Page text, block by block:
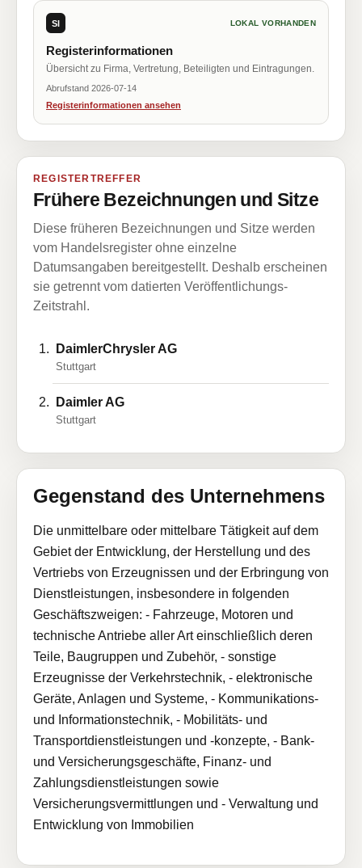
SI LOKAL VORHANDEN
Registerinformationen
Übersicht zu Firma, Vertretung, Beteiligten und Eintragungen.
Abrufstand 2026-07-14
Registerinformationen ansehen
REGISTERTREFFER
Frühere Bezeichnungen und Sitze
Diese früheren Bezeichnungen und Sitze werden
vom Handelsregister ohne einzelne
Datumsangaben bereitgestellt. Deshalb erscheinen
sie getrennt vom datierten Veröffentlichungs-
Zeitstrahl.
DaimlerChrysler AG
Stuttgart
Daimler AG
Stuttgart
Gegenstand des Unternehmens
Die unmittelbare oder mittelbare Tätigkeit auf dem
Gebiet der Entwicklung, der Herstellung und des
Vertriebs von Erzeugnissen und der Erbringung von
Dienstleistungen, insbesondere in folgenden
Geschäftszweigen: - Fahrzeuge, Motoren und
technische Antriebe aller Art einschließlich deren
Teile, Baugruppen und Zubehör, - sonstige
Erzeugnisse der Verkehrstechnik, - elektronische
Geräte, Anlagen und Systeme, - Kommunikations-
und Informationstechnik, - Mobilitäts- und
Transportdienstleistungen und -konzepte, - Bank-
und Versicherungsgeschäfte, Finanz- und
Zahlungsdienstleistungen sowie
Versicherungsvermittlungen und - Verwaltung und
Entwicklung von Immobilien